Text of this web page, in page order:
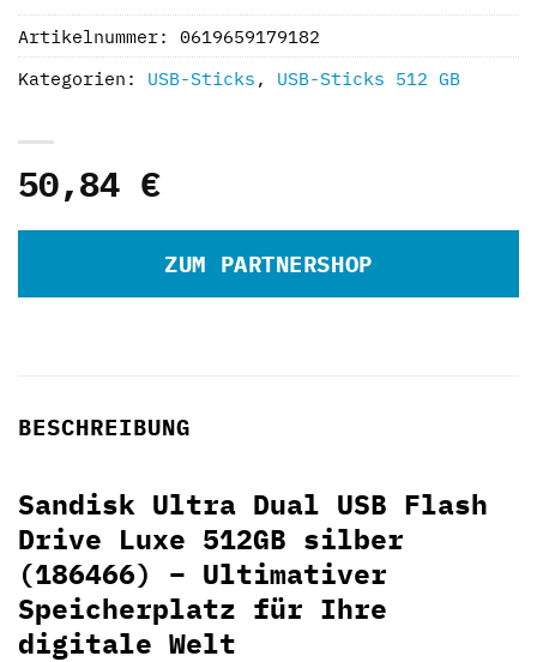
50,84 €
ZUM PARTNERSHOP
Artikelnummer: 0619659179182
Kategorien: USB-Sticks , USB-Sticks 512 GB
BESCHREIBUNG
Sandisk Ultra Dual USB Flash
Drive Luxe 512GB silber
(186466) – Ultimativer
Speicherplatz für Ihre
digitale Welt